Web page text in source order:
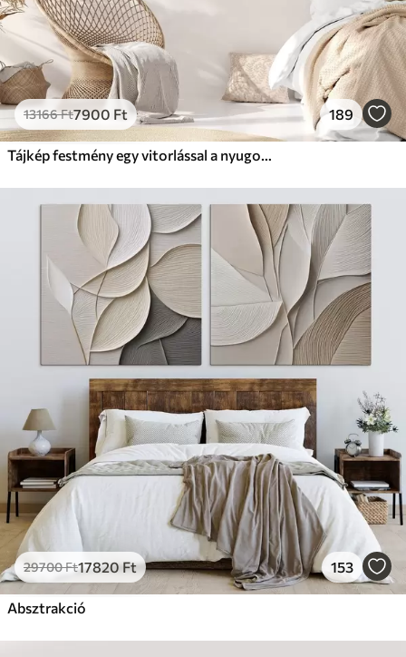
13166Ft7900 Ft 189
Tájkép festmény egy vitorlással a nyugodt tengeren, narancssárga és sárga égbolt, távoli hegyek
29700Ft17820Ft 153
Absztrakció